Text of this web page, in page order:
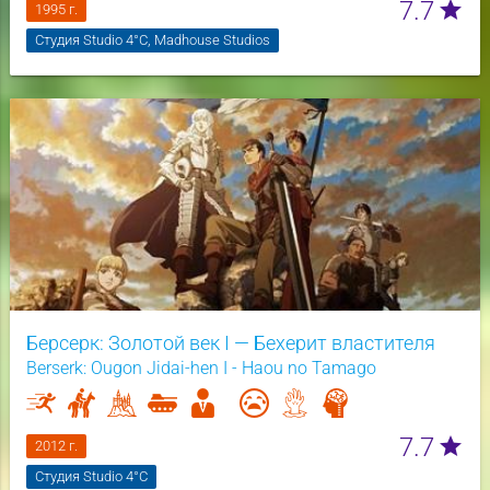
7.7 star
1995 г.
Студия Studio 4°C, Madhouse Studios
Берсерк: Золотой век I — Бехерит властителя
Berserk: Ougon Jidai-hen I - Haou no Tamago
7.7 star
2012 г.
Студия Studio 4°C